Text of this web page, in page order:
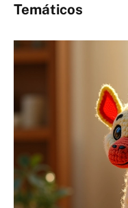
Temáticos